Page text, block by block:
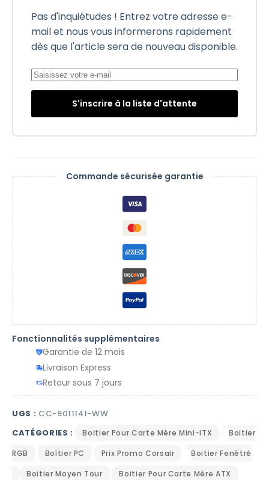
Pas d'inquiétudes ! Entrez votre adresse e-
mail et nous vous informerons rapidement
dès que l'article sera de nouveau disponible.
S'inscrire à la liste d'attente
Commande sécurisée garantie
Fonctionnalités supplémentaires
Garantie de 12 mois
Livraison Express
Retour sous 7 jours
UGS : CC-9011141-WW
CATÉGORIES :
Boitier Pour Carte Mère Mini-ITX
Boitier
RGB
Boîtier PC Prix Promo Corsair
Boitier Fenêtré
Boitier Moyen Tour
Boitier Pour Carte Mère ATX